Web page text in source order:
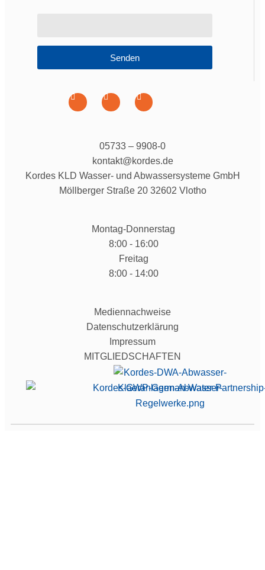
Senden
05733 – 9908-0
kontakt@kordes.de
Kordes KLD Wasser- und Abwassersysteme GmbH
Möllberger Straße 20 32602 Vlotho
Montag-Donnerstag
8:00 - 16:00
Freitag
8:00 - 14:00
Mediennachweise
Datenschutzerklärung
Impressum
MITGLIEDSCHAFTEN